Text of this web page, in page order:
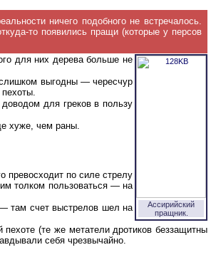
ничего подобного не встречалось.
то появились пращи (которые у персов
Ассирийский
пращник.
для них дерева больше не
выгодны — чересчур
для греков в пользу
хуже, чем раны.
превосходит по силе стрелу
толком пользоваться — на
— там счет выстрелов шел на
(те же метатели дротиков беззащитны
себя чрезвычайно.